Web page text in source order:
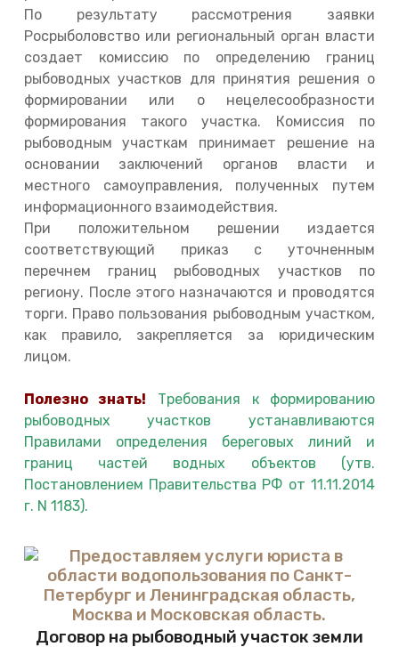
По результату рассмотрения заявки
Росрыболовство или региональный орган власти
создает комиссию по определению границ
рыбоводных участков для принятия решения о
формировании или о нецелесообразности
формирования такого участка. Комиссия по
рыбоводным участкам принимает решение на
основании заключений органов власти и
местного самоуправления, полученных путем
информационного взаимодействия.
При положительном решении издается
соответствующий приказ с уточненным
перечнем границ рыбоводных участков по
региону. После этого назначаются и проводятся
торги. Право пользования рыбоводным участком,
как правило, закрепляется за юридическим
лицом.
Полезно знать!
Требования к формированию
рыбоводных участков устанавливаются
Правилами определения береговых линий и
границ частей водных объектов (утв.
Постановлением Правительства РФ от 11.11.2014
г. N 1183).
Договор на рыбоводный участок земли